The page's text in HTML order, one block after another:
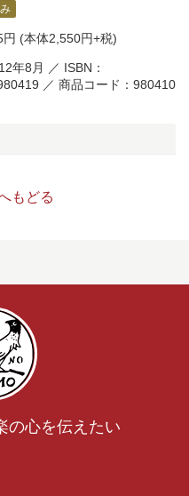
円 (本体2,550円+税)
年8月 ／ ISBN：
／ 商品コード：980410
もどる
の心を伝えたい